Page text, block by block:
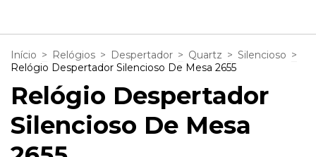
Início > Relógios > Despertador > Quartz > Silencioso >
Relógio Despertador Silencioso De Mesa 2655
Relógio Despertador
Silencioso De Mesa